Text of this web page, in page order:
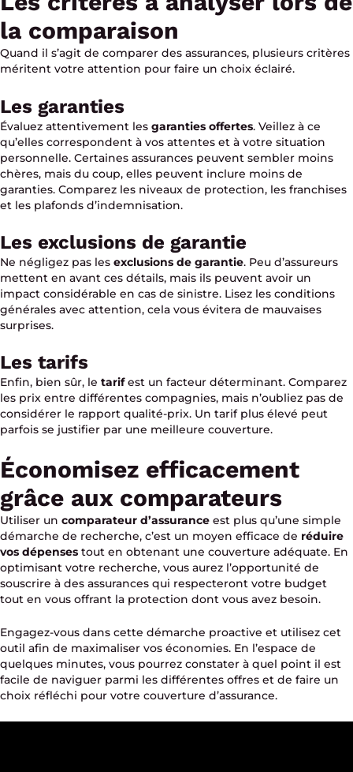
la comparaison
Quand il s’agit de comparer des assurances, plusieurs critères
méritent votre attention pour faire un choix éclairé.
Les garanties
Évaluez attentivement les garanties offertes. Veillez à ce
qu’elles correspondent à vos attentes et à votre situation
personnelle. Certaines assurances peuvent sembler moins
chères, mais du coup, elles peuvent inclure moins de
garanties. Comparez les niveaux de protection, les franchises
et les plafonds d’indemnisation.
Les exclusions de garantie
Ne négligez pas les exclusions de garantie. Peu d’assureurs
mettent en avant ces détails, mais ils peuvent avoir un
impact considérable en cas de sinistre. Lisez les conditions
générales avec attention, cela vous évitera de mauvaises
surprises.
Les tarifs
Enfin, bien sûr, le tarifest un facteur déterminant. Comparez
les prix entre différentes compagnies, mais n’oubliez pas de
considérer le rapport qualité-prix. Un tarif plus élevé peut
parfois se justifier par une meilleure couverture.
Économisez efficacement
grâce aux comparateurs
Utiliser un comparateur d’assurance est plus qu’une simple
démarche de recherche, c’est un moyen efficace de réduire
vos dépenses tout en obtenant une couverture adéquate. En
optimisant votre recherche, vous aurez l’opportunité de
souscrire à des assurances qui respecteront votre budget
tout en vous offrant la protection dont vous avez besoin.
Engagez-vous dans cette démarche proactive et utilisez cet
outil afin de maximaliser vos économies. En l’espace de
quelques minutes, vous pourrez constater à quel point il est
facile de naviguer parmi les différentes offres et de faire un
choix réfléchi pour votre couverture d’assurance.